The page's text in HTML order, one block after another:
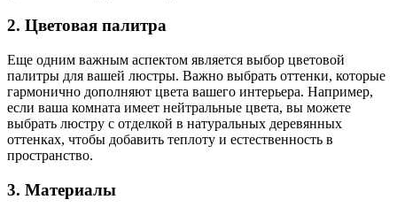
2. Цветовая палитра
Еще одним важным аспектом является выбор цветовой
палитры для вашей люстры. Важно выбрать оттенки, которые
гармонично дополняют цвета вашего интерьера. Например,
если ваша комната имеет нейтральные цвета, вы можете
выбрать люстру с отделкой в натуральных деревянных
оттенках, чтобы добавить теплоту и естественность в
пространство.
3. Материалы